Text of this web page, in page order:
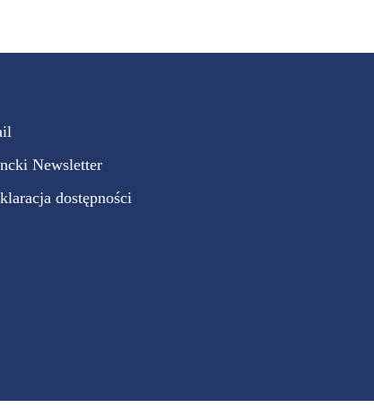
Newsletter
dostępności